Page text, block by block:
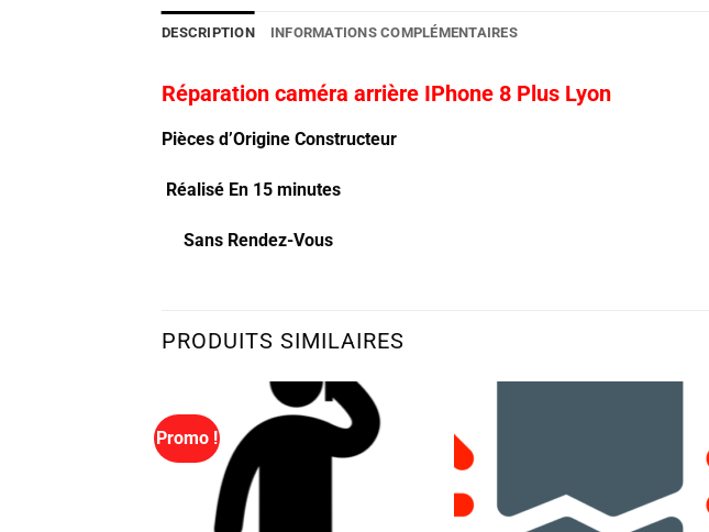
DESCRIPTION INFORMATIONS COMPLÉMENTAIRES
Réparation caméra arrière IPhone 8 Plus Lyon
Pièces d’Origine Constructeur
Réalisé En 15 minutes
Sans Rendez-Vous
PRODUITS SIMILAIRES
Promo !